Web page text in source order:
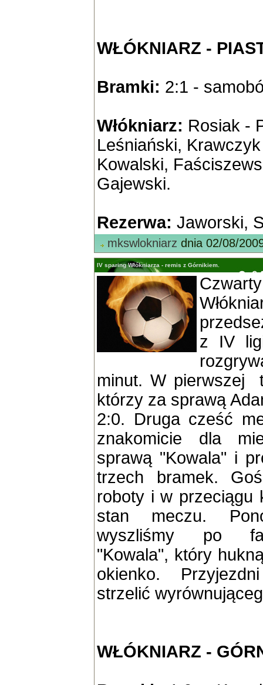
WŁÓKNIARZ -
Bramki: 2:1 -
Włókniarz: Rosiak -
Leśniański,
Kowalski,
Gajewski.
Rezerwa: Jaworski,
mkswlokniarz dnia 02/08/
IV sparing Włókniarza - remis z Górnikiem.
z IV
minut. W pierwszej
którzy za sprawą
2:0. Druga cześć
znakomicie dla
sprawą "Kowala" i
trzech bramek.
roboty i w przeciągu
stan meczu.
wyszliśmy po
"Kowala", który
okienko.
strzelić
WŁÓKNIARZ -